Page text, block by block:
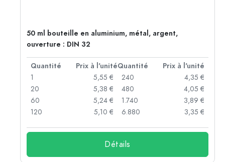
50 ml bouteille en aluminium, métal, argent,
ouverture : DIN 32
Quantité Prix à l'unitéQuantité
Prix à l'unité
1
5,55 €
20
5,38 €
60
5,24 €
120
5,10 €
240
4,35 €
480
4,05 €
1.740
3,89 €
6.880
3,35 €
Détails